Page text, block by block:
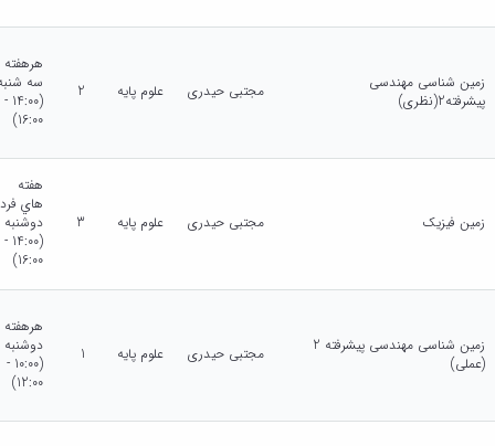
زمین شناسی مهندسی
پیشرفته2(نظری)
مجتبی حیدری علوم پایه 2
هرهفته
سه
(14:00 -
16:00)
زمین فیزیک مجتبی حیدری علوم پایه 3
هفته
هاي فرد
دوشنبه
(14:00 -
16:00)
زمین شناسی مهندسی پیشرفته 2
(عملی)
مجتبی حیدری علوم پایه 1
هرهفته
دوشنبه
(10:00 -
12:00)